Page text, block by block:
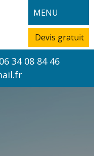
MENU
Devis gratuit
06 34 08 84 46